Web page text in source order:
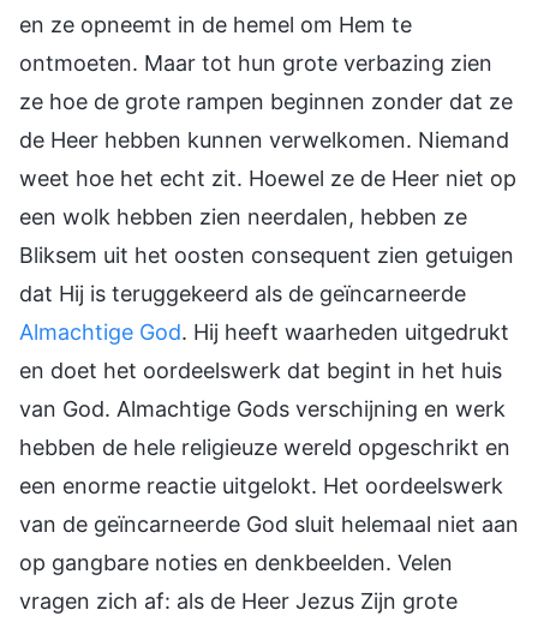
en ze opneemt in de hemel om Hem te
ontmoeten. Maar tot hun grote verbazing zien
ze hoe de grote rampen beginnen zonder dat ze
de Heer hebben kunnen verwelkomen. Niemand
weet hoe het echt zit. Hoewel ze de Heer niet op
een wolk hebben zien neerdalen, hebben ze
Bliksem uit het oosten consequent zien getuigen
dat Hij is teruggekeerd als de geïncarneerde
Almachtige God. Hij heeft waarheden uitgedrukt
en doet het oordeelswerk dat begint in het huis
van God. Almachtige Gods verschijning en werk
hebben de hele religieuze wereld opgeschrikt en
een enorme reactie uitgelokt. Het oordeelswerk
van de geïncarneerde God sluit helemaal niet aan
op gangbare noties en denkbeelden. Velen
vragen zich af: als de Heer Jezus Zijn grote